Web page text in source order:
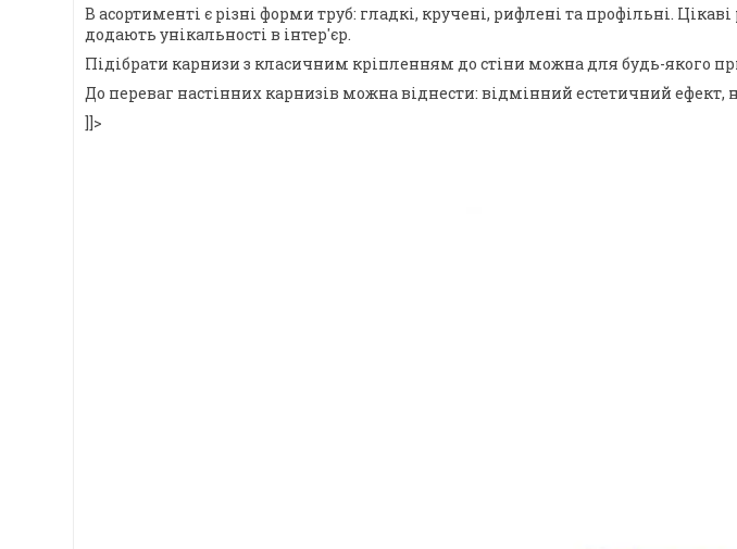
В асортименті є різні форми труб: гладкі, кручені, рифлені та профільні.
додають унікальності в інтер'єр.
Підібрати карнизи з класичним кріпленням до стіни можна для будь-якого
До переваг настінних карнизів можна віднести: відмінний естетичний ефект,
]]>